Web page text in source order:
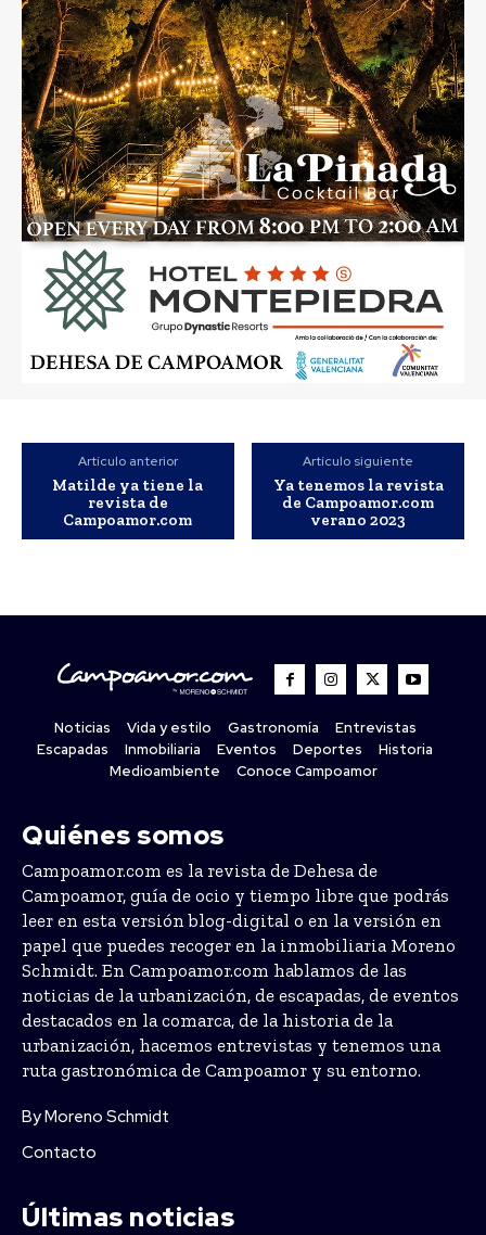
Artículo anterior
Matilde ya tiene la
revista de
Campoamor.com
Artículo siguiente
Ya tenemos la revista
de Campoamor.com
verano 2023
Noticias Vida y estilo Gastronomía
Entrevistas
Escapadas
Inmobiliaria Eventos Deportes
Historia
Medioambiente
Conoce Campoamor
Quiénes somos
Campoamor.com es la revista de Dehesa de
Campoamor, guía de ocio y tiempo libre que podrás
leer en esta versión blog-digital o en la versión en
papel que puedes recoger en la inmobiliaria Moreno
Schmidt. En Campoamor.com hablamos de las
noticias de la urbanización, de escapadas, de eventos
destacados en la comarca, de la historia de la
urbanización, hacemos entrevistas y tenemos una
ruta gastronómica de Campoamor y su entorno.
By Moreno Schmidt
Contacto
Últimas noticias